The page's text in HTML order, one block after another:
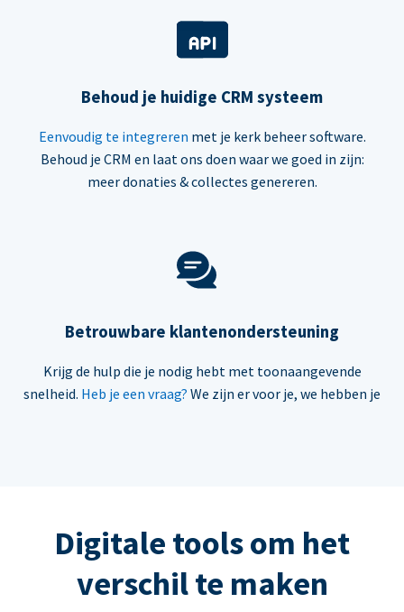
Behoud je huidige CRM systeem
Eenvoudig te integreren met je kerk beheer software.
Behoud je CRM en laat ons doen waar we goed in zijn:
meer donaties & collectes genereren.
Betrouwbare klantenondersteuning
Krijg de hulp die je nodig hebt met toonaangevende
snelheid. Heb je een vraag? We zijn er voor je, we hebben je
Digitale tools om het
verschil te maken